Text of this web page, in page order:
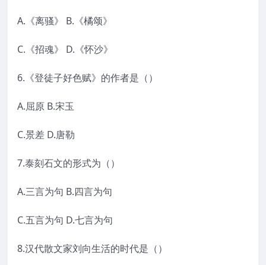
A.《离骚》 B.《橘颂》
C.《招魂》 D.《怀沙》
6.《登徒子好色赋》的作者是（）
A.屈原 B.宋玉
C.景差 D.唐勒
7.泰刻石文的形式为（）
A.三言为句 B.四言为句
C.五言为句 D.七言为句
8.汉代散文家刘向生活的时代是（）